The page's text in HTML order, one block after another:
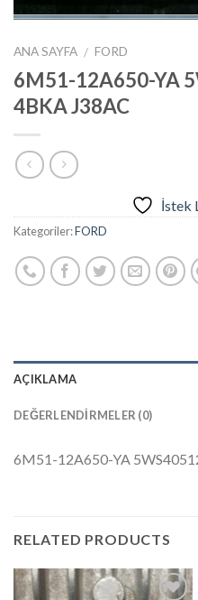
ANA SAYFA / FORD
6M51-12A650-YA
4BKA J38AC
İstek
Kategoriler:FORD
AÇIKLAMA
DEĞERLENDIRMELER (0)
6M51-12A650-YA
RELATED PRODUCTS